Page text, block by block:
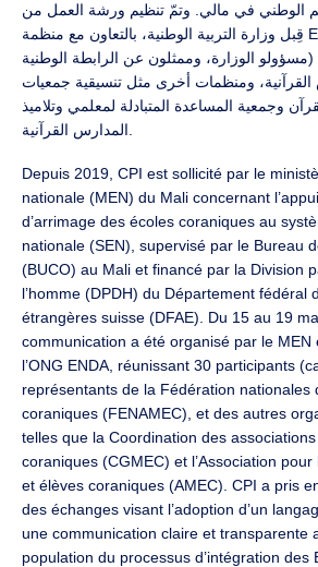
الوطني في مالي. وتمّ تنظيم ورشة العمل من
قِبل وزارة التربية الوطنية، بالتعاون مع منظمة ENDA غير الحكومية،
مشاركًا (مسؤولو الوزارة، وممثلون عن الرابطة الوطنية
ومنظمات أخرى مثل تنسيقية جمعيات
وجمعية المساعدة المتبادلة لمعلمي وتلاميذ
المدارس القرآنية.
Depuis 2019, CPI est sollicité par le
nationale (MEN) du Mali concernant
d’arrimage des écoles coraniques au
nationale (SEN), supervisé par le Bureau
(BUCO) au Mali et financé par la Division
l’homme (DPDH) du Département fédéral
étrangères suisse (DFAE). Du 15 au 19
communication a été organisé par le MEN
l’ONG ENDA, réunissant 30 participants
représentants de la Fédération nationales
coraniques (FENAMEC), et des autres
telles que la Coordination des
coraniques (CGMEC) et l’Association pour
et élèves coraniques (AMEC). CPI a pris
des échanges visant l’adoption d’un
une communication claire et transparente
population du processus d’intégration des